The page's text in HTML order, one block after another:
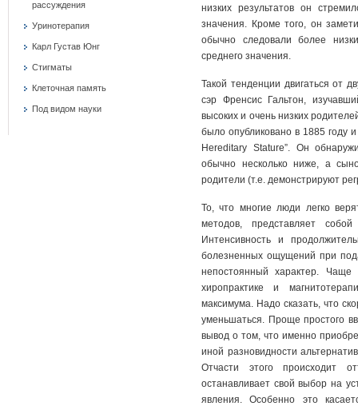
рассуждения
Уринотерапия
Карл Густав Юнг
Стигматы
Клеточная память
Под видом науки
низких результатов он
значения. Кроме того, он
обычно следовали более
среднего значения.
Такой тенденции двигаться от
сэр Френсис Гальтон,
высоких и очень низких
было опубликовано в 1885 году
Hereditary Stature”. Он
обычно несколько ниже, а
родители (т.е. демонстрируют
То, что многие люди легко
методов, представляет
Интенсивность и
болезненных ощущений при
непостоянный характер. Чаще
хиропрактике и
максимума. Надо сказать, что
уменьшаться. Проще простого
вывод о том, что именно
иной разновидности
Отчасти этого происходит
останавливает свой выбор на
явления. Особенно это